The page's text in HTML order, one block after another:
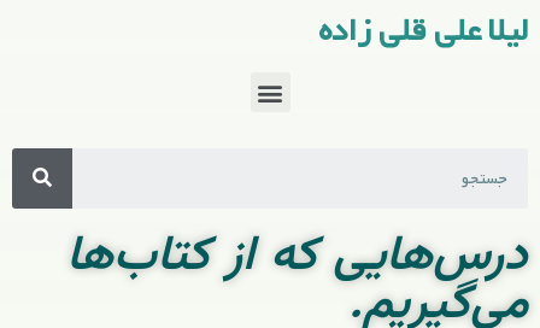
لیلا علی قلی زاده
درس‌هایی که از کتاب‌ها
می‌گیریم.